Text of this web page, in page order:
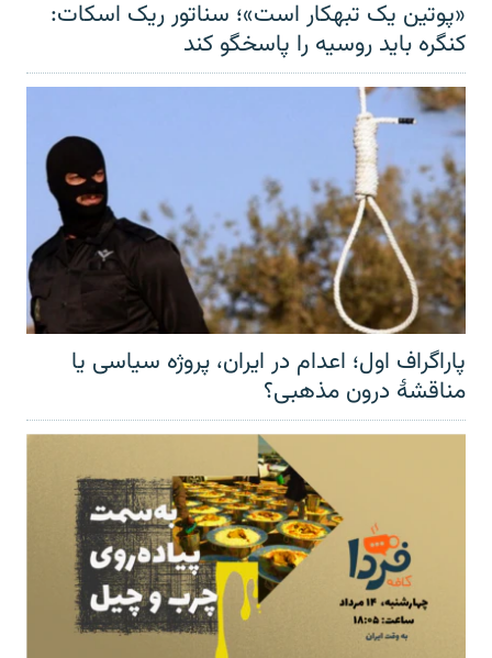
«پوتین یک تبهکار است»؛ سناتور ریک اسکات:
کنگره باید روسیه را پاسخگو کند
پاراگراف اول؛ اعدام در ایران، پروژه سیاسی یا
مناقشهٔ درون مذهبی؟